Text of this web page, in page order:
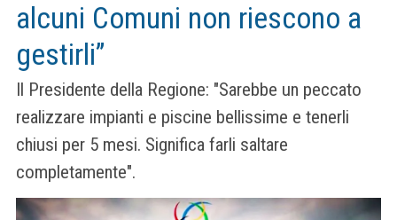
alcuni Comuni non riescono a
gestirli”
Il Presidente della Regione: "Sarebbe un peccato
realizzare impianti e piscine bellissime e tenerli
chiusi per 5 mesi. Significa farli saltare
completamente".